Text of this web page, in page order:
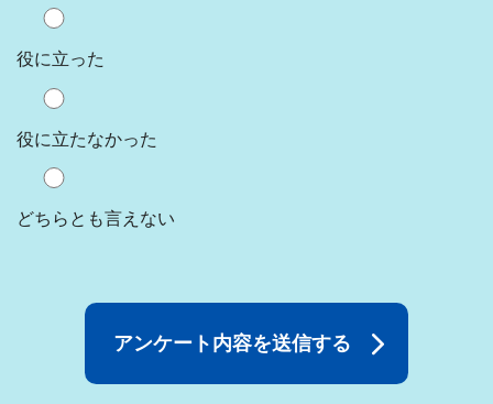
役に立った
役に立たなかった
どちらとも言えない